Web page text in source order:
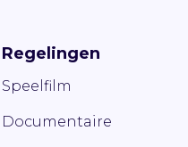
Regelingen
Speelfilm
Documentaire